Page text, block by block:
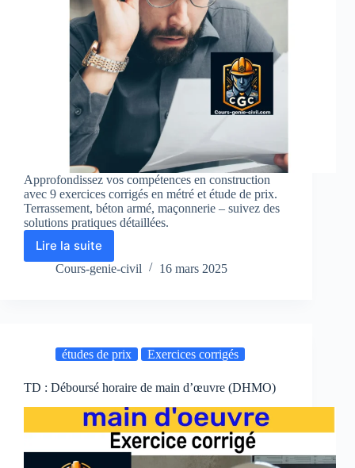
Approfondissez vos compétences en construction
avec 9 exercices corrigés en métré et étude de prix.
Terrassement, béton armé, maçonnerie – suivez des
solutions pratiques détaillées.
Lire la suite
9
Exercices
+
armé
Cours-genie-civil 16 mars 2025
études de prix Exercices corrigés
TD : Déboursé horaire de main d’œuvre (DHMO)